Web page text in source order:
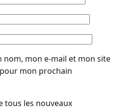
nom, mon e-mail et mon site
mon prochain
tous les nouveaux